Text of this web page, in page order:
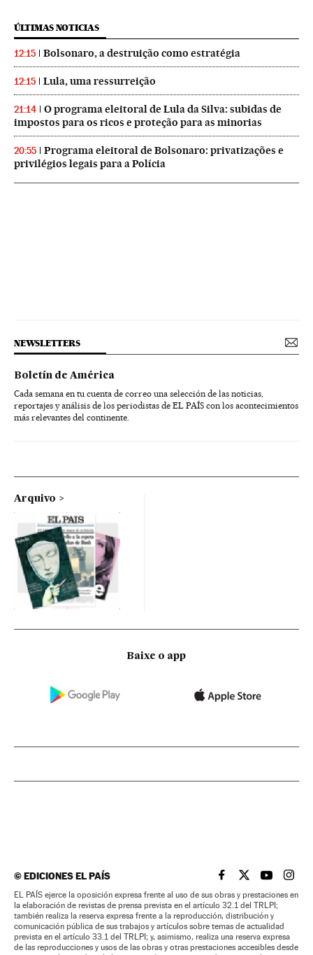
ÚLTIMAS NOTICIAS
12:15 Bolsonaro, a destruição como estratégia
12:15 Lula, uma ressurreição
21:14
O programa eleitoral de Lula da Silva: subidas de
impostos para os ricos e proteção para as minorias
20:55
Programa eleitoral de Bolsonaro: privatizações e
privilégios legais para a Polícia
NEWSLETTERS
Boletín de América
Cada semana en tu cuenta de correo una selección de las noticias,
reportajes y análisis de los periodistas de EL PAÍS con los acontecimientos
más relevantes del continente.
Arquivo
Baixe o app
©EDICIONES EL PAÍS EL PAÍS BRASIL EN
EL PAÍSEL PAÍS
EL
EL PAÍS ejerce la oposición expresa frente al uso de sus obras y prestaciones en
la elaboración de revistas de prensa prevista en el artículo 32.1 del TRLPI;
también realiza la reserva expresa frente a la reproducción, distribución y
comunicación pública de sus trabajos y artículos sobre temas de actualidad
prevista en el artículo 33.1 del TRLPI; y, asimismo, realiza una reserva expresa
de las reproducciones y usos de las obras y otras prestaciones accesibles desde